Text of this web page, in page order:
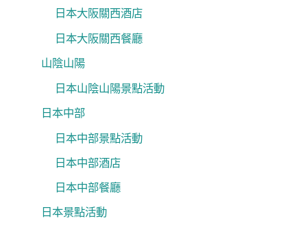
日本大阪關西酒店
日本大阪關西餐廳
山陰山陽
日本山陰山陽景點活動
日本中部
日本中部景點活動
日本中部酒店
日本中部餐廳
日本景點活動